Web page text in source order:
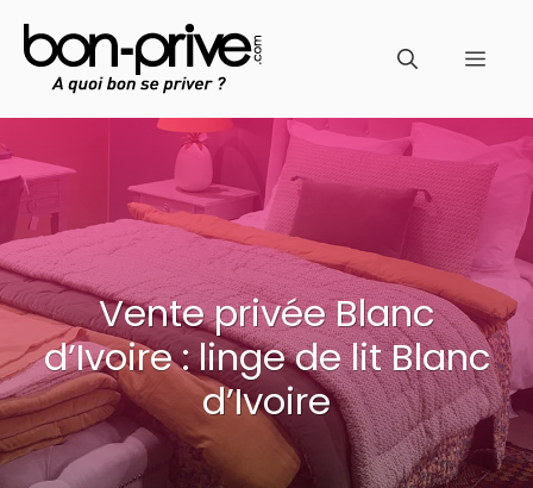
au
contenu
Vente privée Blanc
d’Ivoire : linge de lit Blanc
d’Ivoire